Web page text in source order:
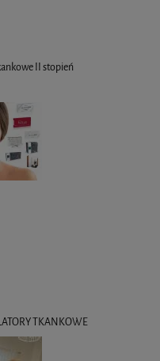
II stopień
TKANKOWE